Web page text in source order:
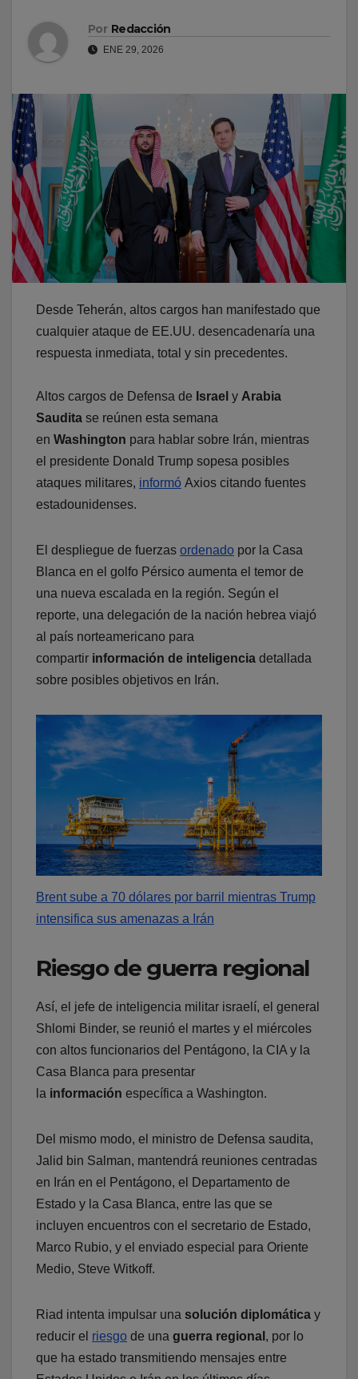
Por Redacción
ENE 29, 2026
Desde Teherán, altos cargos han manifestado que
cualquier ataque de EE.UU. desencadenaría una
respuesta inmediata, total y sin precedentes.
Altos cargos de Defensa de Israel y Arabia
Saudita se reúnen esta semana
en Washington para hablar sobre Irán, mientras
el presidente Donald Trump sopesa posibles
ataques militares, informó Axios citando fuentes
estadounidenses.
El despliegue de fuerzas ordenado por la Casa
Blanca en el golfo Pérsico aumenta el temor de
una nueva escalada en la región. Según el
reporte, una delegación de la nación hebrea viajó
al país norteamericano para
compartir información de inteligencia detallada
sobre posibles objetivos en Irán.
Brent sube a 70 dólares por barril mientras Trump
intensifica sus amenazas a Irán
Riesgo de guerra regional
Así, el jefe de inteligencia militar israelí, el general
Shlomi Binder, se reunió el martes y el miércoles
con altos funcionarios del Pentágono, la CIA y la
Casa Blanca para presentar
la información específica a Washington.
Del mismo modo, el ministro de Defensa saudita,
Jalid bin Salman, mantendrá reuniones centradas
en Irán en el Pentágono, el Departamento de
Estado y la Casa Blanca, entre las que se
incluyen encuentros con el secretario de Estado,
Marco Rubio, y el enviado especial para Oriente
Medio, Steve Witkoff.
Riad intenta impulsar una solución diplomática y
reducir el riesgo de una guerra regional , por lo
que ha estado transmitiendo mensajes entre